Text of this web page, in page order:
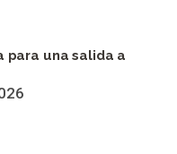
para una salida a